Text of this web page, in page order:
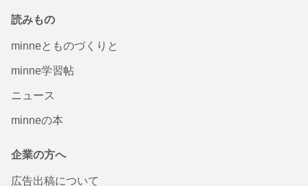
読みもの
minneとものづくりと
minne学習帖
ニュース
minneの本
企業の方へ
広告出稿について